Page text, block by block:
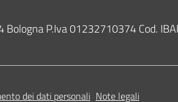
Bologna P.Iva 01232710374 Cod.
dei dati personali Note legali